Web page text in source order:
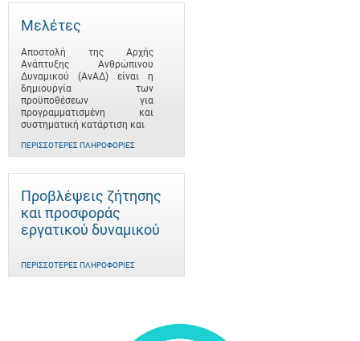
Μελέτες
Αποστολή της Αρχής
Ανάπτυξης Ανθρώπινου
Δυναμικού (ΑνΑΔ) είναι η
δημιουργία των
προϋποθέσεων για
προγραμματισμένη και
συστηματική κατάρτιση και
ΠΕΡΙΣΣΌΤΕΡΕΣ ΠΛΗΡΟΦΟΡΊΕΣ
Προβλέψεις ζήτησης
και προσφοράς
εργατικού δυναμικού
ΠΕΡΙΣΣΌΤΕΡΕΣ ΠΛΗΡΟΦΟΡΊΕΣ